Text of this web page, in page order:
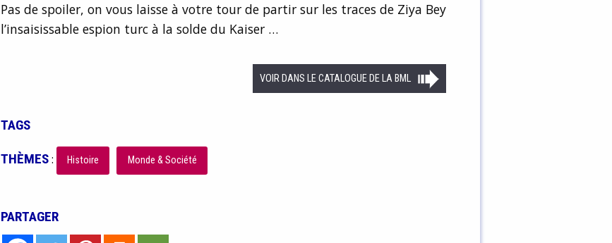
Pas de spoiler, on vous laisse à votre tour de partir sur les traces de Ziya Bey
l’insaisissable espion turc à la solde du Kaiser …
VOIR DANS LE CATALOGUE DE LA BML
TAGS
THÈMES: Histoire Monde & Société
PARTAGER